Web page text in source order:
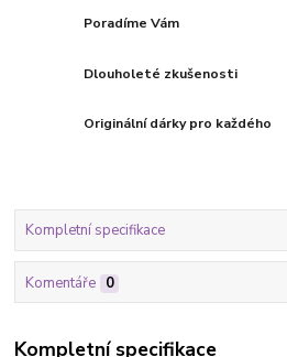
Poradíme Vám
Dlouholeté zkušenosti
Originální dárky pro každého
Kompletní specifikace
Komentáře 0
Kompletní specifikace